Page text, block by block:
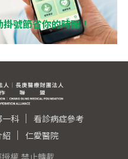
號節省你的時間！
一科
看診病症參考
仁愛醫院